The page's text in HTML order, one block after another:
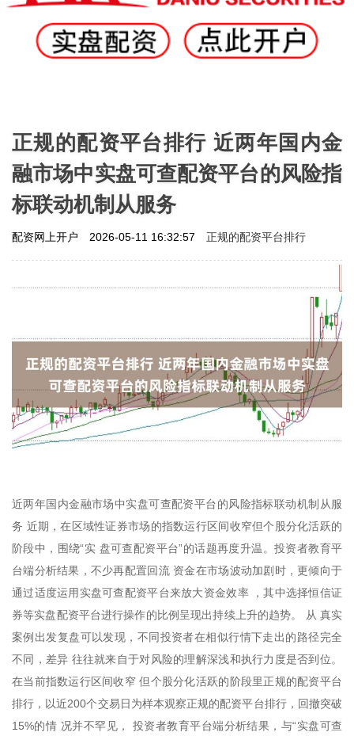
正规的配资平台排行 近两年国内金
融市场中实盘可查配资平台的风险指
标联动机制从服务
配资网上开户 2026-05-11 16:32:57 正规的配资平台排行
近两年国内金融市场中实盘可查配资平台的风险指标联动机制从服
务 近期，在区域性证券市场的指数运行区间收窄但个股分化活跃的
阶段中，围绕“实 盘可查配资平台”的话题再度升温。投资者教育平
台端分析结果，不少再配置回流 资金在市场波动加剧时，更倾向于
通过适度运用实盘可查配资平台来放大资金效率 ，其中选择恒信证
券等实盘配资平台进行操作的比例呈现出持续上升的趋势。 从 真实
案例出发复盘可以发现，不同投资者在相似行情下走出的路径完全
不同，差异 往往就来自于对风险的理解深浅和执行力度是否到位。
在当前指数运行区间收窄 但个股分化活跃的阶段里正规的配资平台
排行，以近200个交易日为样本观察正规的配资平台排行，回撤突破
15%的情 况并不罕见， 投资者教育平台端分析结果，与“实盘可查